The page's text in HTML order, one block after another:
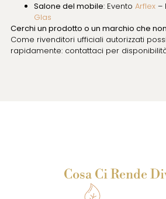
Salone del mobile: Evento Arflex –
Glas
Cerchi un prodotto o un marchio che
Come rivenditori ufficiali autorizzati
rapidamente: contattaci per
Cosa Ci Rende